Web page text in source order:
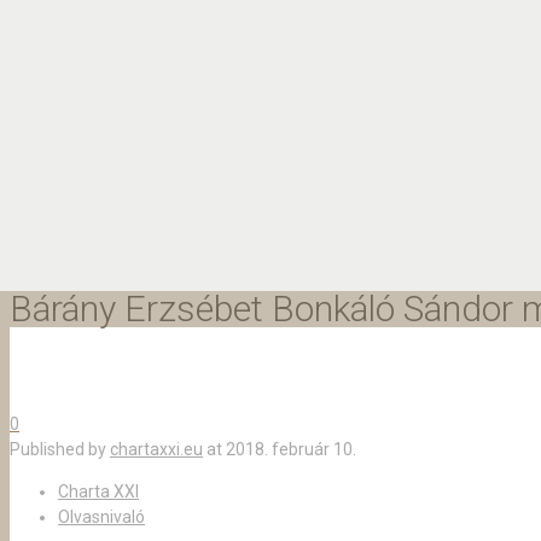
Bárány Erzsébet Bonkáló Sándor
0
Published by chartaxxi.eu at 2018. február 10.
Charta XXI
Olvasnivaló